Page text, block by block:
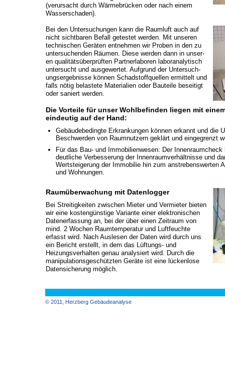
(verursacht durch Wärmebrücken oder nach einem
Wasserschaden).
Bei den Untersuchungen kann die Raumluft auch auf
nicht sichtbaren Befall getestet werden. Mit unseren
technischen Geräten entnehmen wir Proben in den zu
untersuchenden Räumen. Diese werden dann in unser­
en qualitätsüberprüften Partnerlaboren laboranalytisch
untersucht und ausgewertet. Aufgrund der Unter­such­
ungs­ergebnisse können Schadstoffquellen ermittelt und
falls nötig belastete Materialien oder Bauteile beseitigt
oder saniert werden.
Die Vorteile für unser Wohlbefinden liegen mit
eindeutig auf der Hand:
Gebäudebedingte Erkrankungen können erkannt und die
Beschwerden von Raumnutzern geklärt und eingegrenzt
Für das Bau- und Immobilienwesen: Der
deutliche Verbesserung der Innenraumverhältnisse und
Wertsteigerung der Immobilie hin zum anstrebenswerten
und Wohnungen.
Raumüberwachung mit Datenlogger
Bei Streitigkeiten zwischen Mieter und Ver­mieter bieten
wir eine kostengünstige Variante einer elektronischen
Datenerfassung an, bei der über einen Zeitraum von
mind. 2 Wochen Raum­tem­pera­tur und Luftfeuchte
erfasst wird. Nach Auslesen der Daten wird durch uns
ein Bericht erstellt, in dem das Lüftungs- und
Heizungsverhalten genau analysiert wird. Durch die
manipulationsgeschützten Geräte ist eine lückenlose
Datensicherung möglich.
© 2011, Herzberg Gebäudeanalyse